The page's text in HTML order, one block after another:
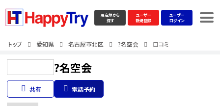
現在地から
探す
ユーザー
新規登録
ユーザー
ログイン
トップ 愛知県 名古屋市北区 ?名空会 口コミ
?名空会
共有 電話予約